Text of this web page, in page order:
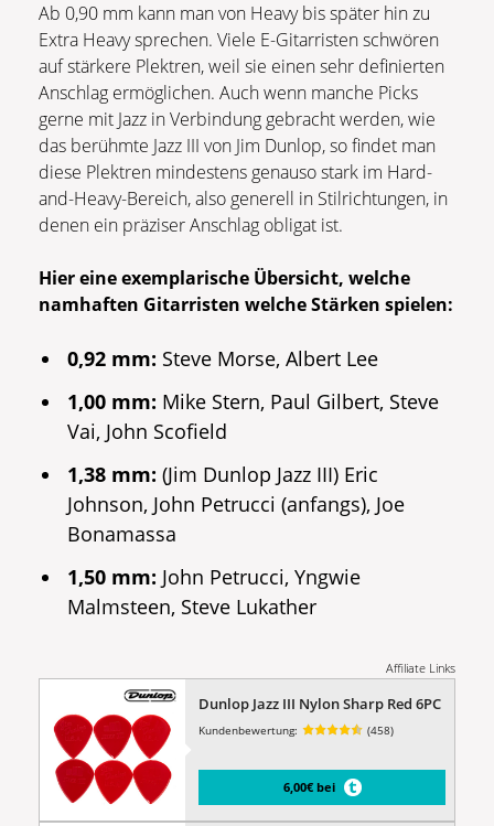
Ab 0,90 mm kann man von Heavy bis später hin zu
Extra Heavy sprechen. Viele E-Gitarristen schwören
auf stärkere Plektren, weil sie einen sehr definierten
Anschlag ermöglichen. Auch wenn manche Picks
gerne mit Jazz in Verbindung gebracht werden, wie
das berühmte Jazz III von Jim Dunlop, so findet man
diese Plektren mindestens genauso stark im Hard-
and-Heavy-Bereich, also generell in Stilrichtungen, in
denen ein präziser Anschlag obligat ist.
Hier eine exemplarische Übersicht, welche
namhaften Gitarristen welche Stärken spielen:
0,92 mm: Steve Morse, Albert Lee
1,00 mm: Mike Stern, Paul Gilbert, Steve
Vai, John Scofield
1,38 mm: (Jim Dunlop Jazz III) Eric
Johnson, John Petrucci (anfangs), Joe
Bonamassa
1,50 mm: John Petrucci, Yngwie
Malmsteen, Steve Lukather
Affiliate Links
Dunlop Jazz III Nylon Sharp Red 6PC
Kundenbewertung: (458)
6,00€ bei